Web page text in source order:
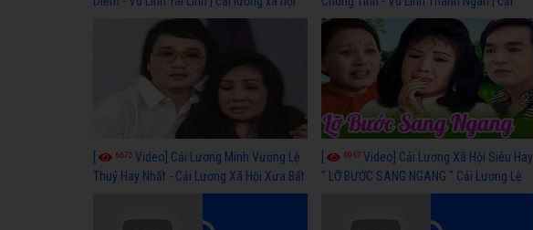
lương xã hội hay nhất
6675 Video] Cải Lương Minh Vương Lệ
Thuỷ Hay Nhất - Cải Lương Xã Hội Xưa Bất
6967 Video] Cải Lương Xã Hội Siêu Hay
" LỠ BƯỚC SANG NGANG " Cải Lương Lệ
Thuỷ, Thanh Tuấn, Hồng Nga